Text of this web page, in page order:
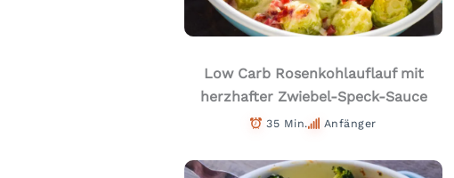
Low Carb Rosenkohlauflauf mit
herzhafter Zwiebel-Speck-Sauce
35 Min. Anfänger